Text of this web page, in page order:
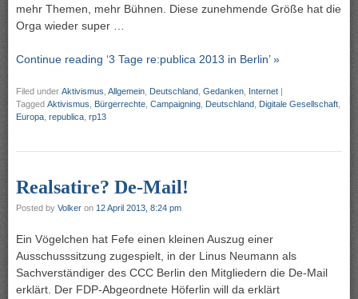
mehr Themen, mehr Bühnen. Diese zunehmende Größe hat die
Orga wieder super …
Continue reading ‘3 Tage re:publica 2013 in Berlin’ »
Filed under Aktivismus Allgemein Deutschland Gedanken Internet
Tagged Aktivismus Bürgerrechte Campaigning Deutschland Digitale Gesellschaft
Europa republica rp13
Realsatire? De-Mail!
Posted by Volker on 12 April 2013, 8:24 pm
Ein Vögelchen hat Fefe einen kleinen Auszug einer
Ausschusssitzung zugespielt, in der Linus Neumann als
Sachverständiger des CCC Berlin den Mitgliedern die De-Mail
erklärt. Der FDP-Abgeordnete Höferlin will da erklärt